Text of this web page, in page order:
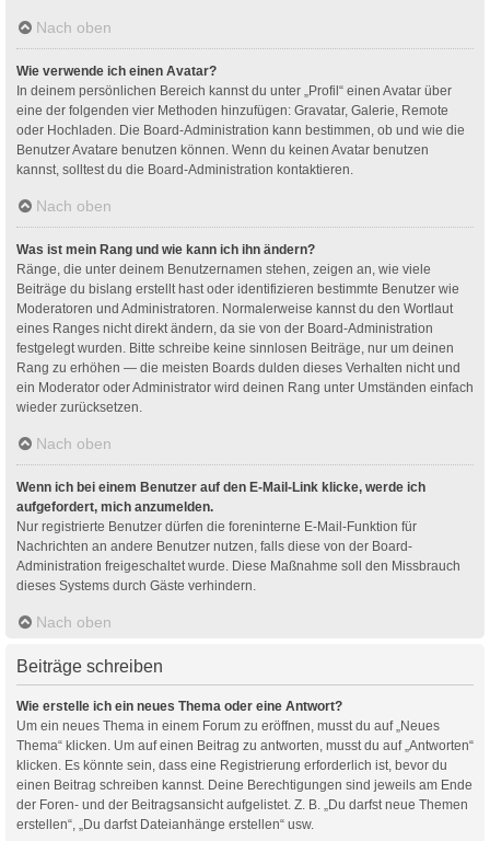
Nach oben
Wie verwende ich einen Avatar?
In deinem persönlichen Bereich kannst du unter „Profil“ einen Avatar über
eine der folgenden vier Methoden hinzufügen: Gravatar, Galerie, Remote
oder Hochladen. Die Board-Administration kann bestimmen, ob und wie die
Benutzer Avatare benutzen können. Wenn du keinen Avatar benutzen
kannst, solltest du die Board-Administration kontaktieren.
Nach oben
Was ist mein Rang und wie kann ich ihn ändern?
Ränge, die unter deinem Benutzernamen stehen, zeigen an, wie viele
Beiträge du bislang erstellt hast oder identifizieren bestimmte Benutzer wie
Moderatoren und Administratoren. Normalerweise kannst du den Wortlaut
eines Ranges nicht direkt ändern, da sie von der Board-Administration
festgelegt wurden. Bitte schreibe keine sinnlosen Beiträge, nur um deinen
Rang zu erhöhen — die meisten Boards dulden dieses Verhalten nicht und
ein Moderator oder Administrator wird deinen Rang unter Umständen einfach
wieder zurücksetzen.
Nach oben
Wenn ich bei einem Benutzer auf den E-Mail-Link klicke, werde ich
aufgefordert, mich anzumelden.
Nur registrierte Benutzer dürfen die foreninterne E-Mail-Funktion für
Nachrichten an andere Benutzer nutzen, falls diese von der Board-
Administration freigeschaltet wurde. Diese Maßnahme soll den Missbrauch
dieses Systems durch Gäste verhindern.
Nach oben
Beiträge schreiben
Wie erstelle ich ein neues Thema oder eine Antwort?
Um ein neues Thema in einem Forum zu eröffnen, musst du auf „Neues
Thema“ klicken. Um auf einen Beitrag zu antworten, musst du auf „Antworten“
klicken. Es könnte sein, dass eine Registrierung erforderlich ist, bevor du
einen Beitrag schreiben kannst. Deine Berechtigungen sind jeweils am Ende
der Foren- und der Beitragsansicht aufgelistet. Z. B. „Du darfst neue Themen
erstellen“, „Du darfst Dateianhänge erstellen“ usw.